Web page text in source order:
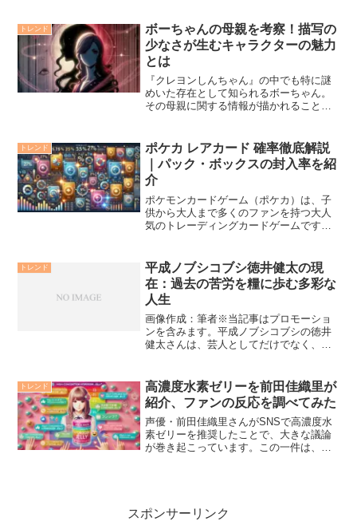
実はこの失踪、単なる体調不良ではな
く、「自身の浮気...
トレンド
ボーちゃんの母親を考察！描写の
少なさが生むキャラクターの魅力
とは
『クレヨンしんちゃん』の中でも特に謎
めいた存在として知られるボーちゃん。
その母親に関する情報が描かれることは
では、ボーちゃんの母親にまつわる謎に
ついて、顔出しや映画での...
トレンド
ポケカ レアカード 確率徹底解説
｜パック・ボックスの封入率を紹
介
ポケモンカードゲーム（ポケカ）は、子
供から大人まで多くのファンを持つ大人
気のトレーディングカードゲームです。
存在です。「ポケカ レア カード 確率」
は常にファンの間で話...
トレンド
平成ノブシコブシ徳井健太の現
在：過去の苦労を糧に歩む多彩な
人生
画像作成：筆者※当記事はプロモーショ
ンを含みます。平成ノブシコブシの徳井
健太さんは、芸人としてだけでなく、作
ます。2022年に出版した著書『敗北から
の芸人論』では、自身...
トレンド
高濃度水素ゼリーを前田佳織里が
紹介、ファンの反応を調べてみた
声優・前田佳織里さんがSNSで高濃度水
素ゼリーを推奨したことで、大きな議論
が巻き起こっています。この一件は、似
スポンサーリンク